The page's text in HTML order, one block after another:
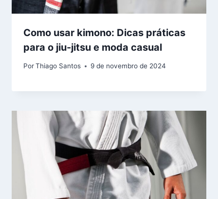
Como usar kimono: Dicas práticas
para o jiu-jitsu e moda casual
PorThiago Santos 9 de novembro de 2024